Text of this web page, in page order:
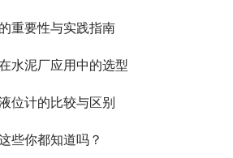
重要性与实践指南
水泥厂应用中的选型
位计的比较与区别
你都知道吗？